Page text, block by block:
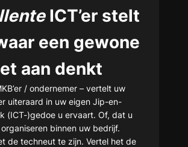
ICT’er stelt
een gewone
aan denkt
/ ondernemer – vertelt uw
uiteraard in uw eigen Jip-en-
(ICT-)gedoe u ervaart. Of, dat u
binnen uw bedrijf.
de techneut te zijn. Vertel het de